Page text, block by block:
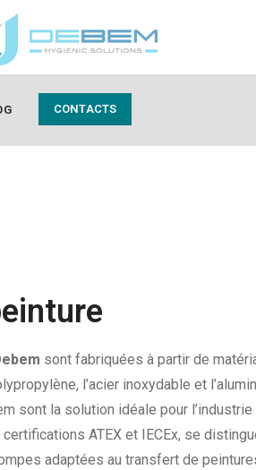
CONTACTS
sont fabriquées à partir de
l’acier inoxydable et
sont la solution idéale pour l’industrie
ATEX et IECEx, se
adaptées au transfert de